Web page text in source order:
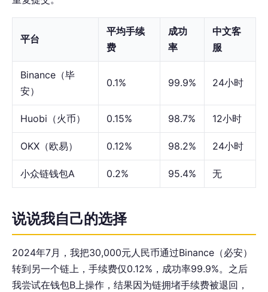
平台
平均手续
费
成功
率
中文客
服
Binance（毕
安）
0.1% 99.9% 24小时
Huobi（火币） 0.15% 98.7% 12小时
OKX（欧易） 0.12% 98.2% 24小时
小众链钱包A 0.2% 95.4% 无
说说我自己的选择
2024年7月，我把30,000元人民币通过Binance（必安）
转到另一个链上，手续费仅0.12%，成功率99.9%。之后
我尝试在钱包B上操作，结果因为链拥堵手续费被退回，